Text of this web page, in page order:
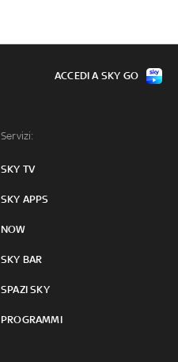
Servizi:
SKY TV
SKY APPS
NOW
SKY BAR
SPAZI SKY
PROGRAMMI
ACCEDI A SKY GO